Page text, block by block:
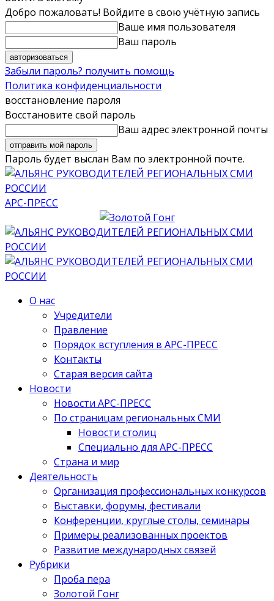
Добро пожаловать! Войдите в свою учётную запись
Ваше имя пользователя
Ваш пароль
Забыли пароль? получить помощь
Политика конфиденциальности
восстановление пароля
Восстановите свой пароль
Ваш адрес электронной почты
Пароль будет выслан Вам по электронной почте.
АРС-ПРЕСС
О нас
Учредители
Правление
Порядок вступления в АРС-ПРЕСС
Контакты
Старая версия сайта
Новости
Новости АРС-ПРЕСС
По страницам региональных СМИ
Новости столиц
Специально для АРС-ПРЕСС
Страна и мир
Деятельность
Организация профессиональных конкурсов
Выставки, форумы, фестивали
Конференции, круглые столы, семинары
Примеры реализованных проектов
Развитие международных связей
Рубрики
Проба пера
Золотой Гонг